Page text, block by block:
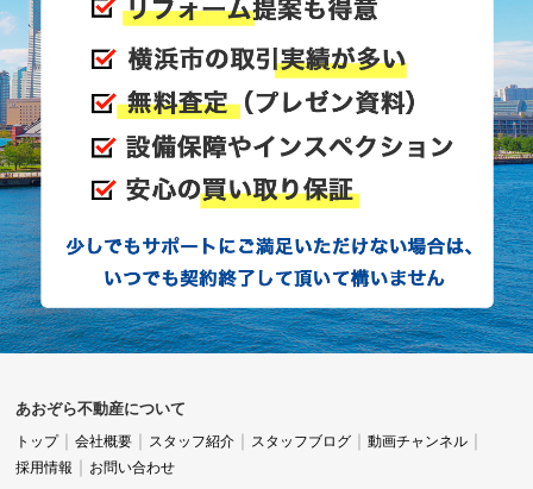
あおぞら不動産について
トップ 会社概要 スタッフ紹介 スタッフブログ
動画チャンネル
採用情報
お問い合わせ